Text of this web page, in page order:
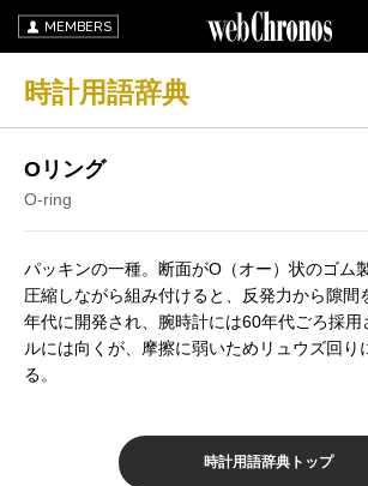
MEMBERS
時計用語辞典
Oリング
O-ring
パッキンの一種。断面がO（オー）状のゴム
圧縮しながら組み付けると、反発力から隙間
年代に開発され、腕時計には60年代ごろ採
ルには向くが、摩擦に弱いためリュウズ回り
る。
時計用語辞典トップ